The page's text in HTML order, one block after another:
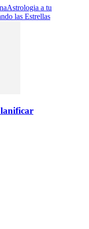
Astrologia a tu
las Estrellas